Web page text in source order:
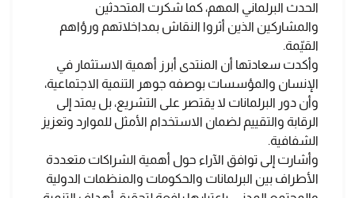
الحدث البرلماني المهم، كما شكرت المتحدثين
والمشاركين الذين أثروا النقاش بمداخلاتهم ورؤاهم
القيّمة.
وأكدت سعادتها أن المنتدى أبرز أهمية الاستثمار في
الإنسان والمؤسسات بوصفه جوهر التنمية الاجتماعية،
وأن دور البرلمانات لا يقتصر على التشريع، بل يمتد إلى
الرقابة والتقييم لضمان الاستخدام الأمثل للموارد وتعزيز
الشفافية.
وأشارت إلى توافق الآراء حول أهمية الشراكات متعددة
الأطراف بين البرلمانات والحكومات والمنظمات الدولية